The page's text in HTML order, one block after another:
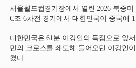
서울월드컵경기장에서 열린 2026 북중
C조 6차전 경기에서 대한민국이 중국에
대한민국은 61분 이강인의 득점으로 앞
민의 크로스를 쇄도해 들어오던 이강인
켰다.